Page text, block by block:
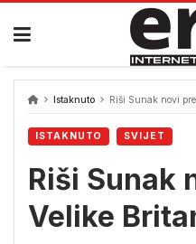
Skip
content
Istaknuto Riši Sunak novi
ISTAKNUTO SVIJET
Riši Sunak
Velike